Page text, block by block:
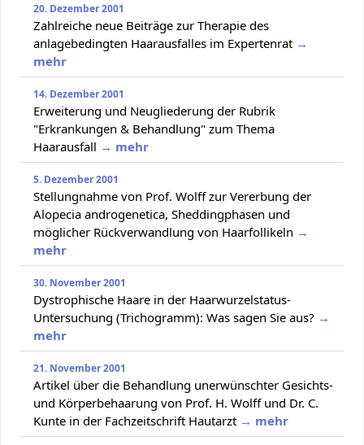
20. Dezember 2001
Zahlreiche neue Beiträge zur Therapie des
anlagebedingten Haarausfalles im Expertenrat →
mehr
14. Dezember 2001
Erweiterung und Neugliederung der Rubrik
"Erkrankungen & Behandlung" zum Thema
Haarausfall → mehr
5. Dezember 2001
Stellungnahme von Prof. Wolff zur Vererbung der
Alopecia androgenetica, Sheddingphasen und
möglicher Rückverwandlung von Haarfollikeln →
mehr
30. November 2001
Dystrophische Haare in der Haarwurzelstatus-
Untersuchung (Trichogramm): Was sagen Sie aus? →
mehr
21. November 2001
Artikel über die Behandlung unerwünschter Gesichts-
und Körperbehaarung von Prof. H. Wolff und Dr. C.
Kunte in der Fachzeitschrift Hautarzt → mehr